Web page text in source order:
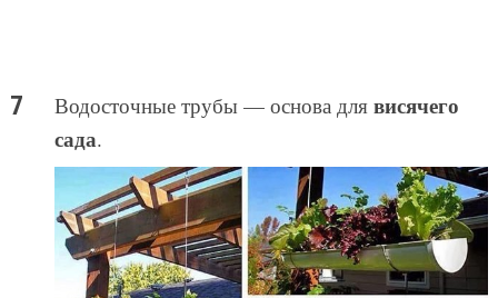
Водосточные трубы — основа для висячего
сада.